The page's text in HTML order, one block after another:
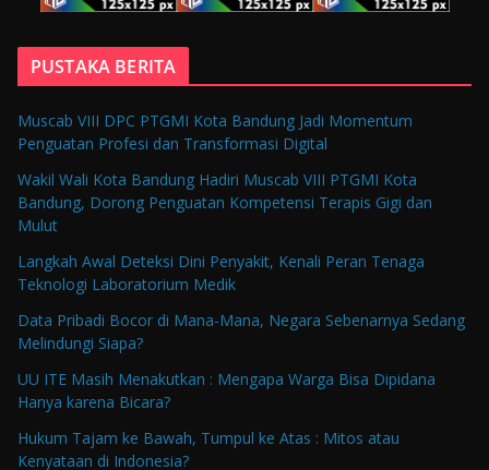
PUSTAKA BERITA
Muscab VIII DPC PTGMI Kota Bandung Jadi Momentum
Penguatan Profesi dan Transformasi Digital
Wakil Wali Kota Bandung Hadiri Muscab VIII PTGMI Kota
Bandung, Dorong Penguatan Kompetensi Terapis Gigi dan
Mulut
Langkah Awal Deteksi Dini Penyakit, Kenali Peran Tenaga
Teknologi Laboratorium Medik
Data Pribadi Bocor di Mana-Mana, Negara Sebenarnya Sedang
Melindungi Siapa?
UU ITE Masih Menakutkan : Mengapa Warga Bisa Dipidana
Hanya karena Bicara?
Hukum Tajam ke Bawah, Tumpul ke Atas : Mitos atau
Kenyataan di Indonesia?